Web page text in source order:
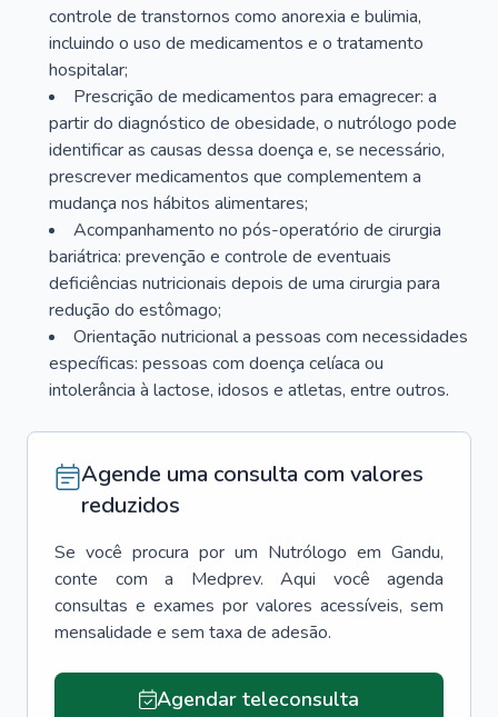
controle de transtornos como anorexia e bulimia,
incluindo o uso de medicamentos e o tratamento
hospitalar;
Prescrição de medicamentos para emagrecer: a
partir do diagnóstico de obesidade, o nutrólogo pode
identificar as causas dessa doença e, se necessário,
prescrever medicamentos que complementem a
mudança nos hábitos alimentares;
Acompanhamento no pós-operatório de cirurgia
bariátrica: prevenção e controle de eventuais
deficiências nutricionais depois de uma cirurgia para
redução do estômago;
Orientação nutricional a pessoas com necessidades
específicas: pessoas com doença celíaca ou
intolerância à lactose, idosos e atletas, entre outros.
Agende uma consulta com valores
reduzidos
Se você procura por um Nutrólogo em Gandu,
conte com a Medprev. Aqui você agenda
consultas e exames por valores acessíveis, sem
mensalidade e sem taxa de adesão.
Agendar teleconsulta